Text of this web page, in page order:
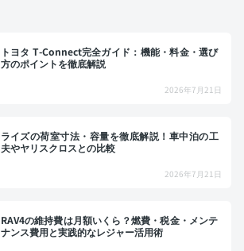
トヨタ T-Connect完全ガイド：機能・料金・選び
方のポイントを徹底解説
2026年7月21日
ライズの荷室寸法・容量を徹底解説！車中泊の工
夫やヤリスクロスとの比較
2026年7月21日
RAV4の維持費は月額いくら？燃費・税金・メンテ
ナンス費用と実践的なレジャー活用術